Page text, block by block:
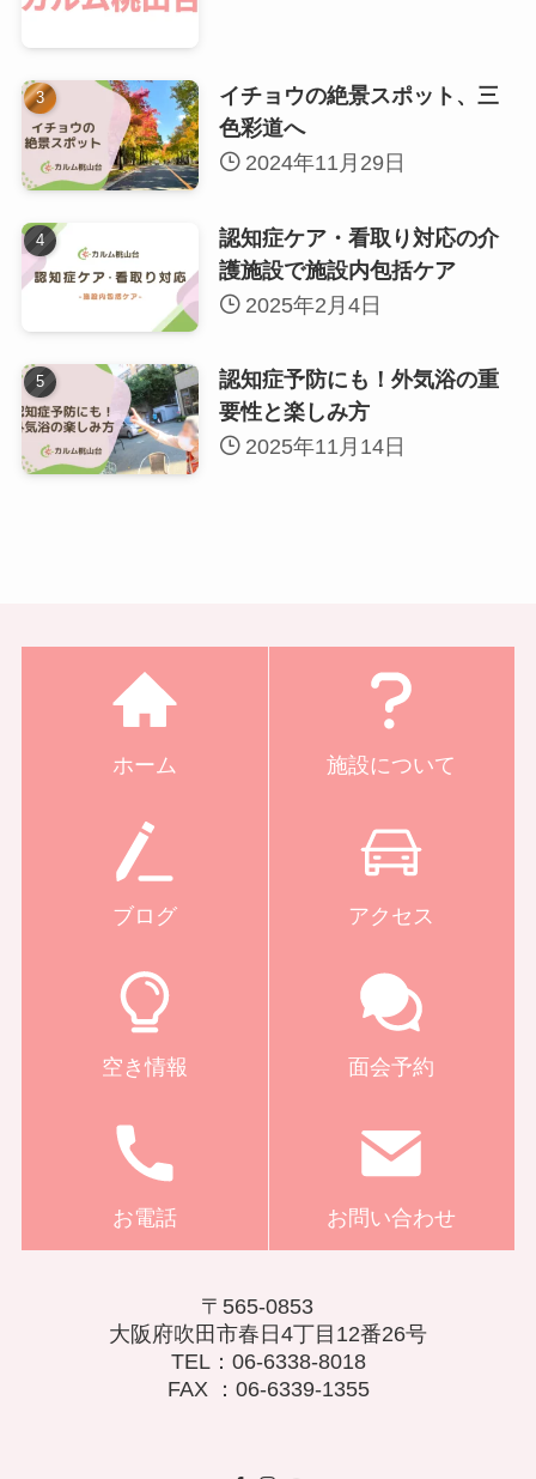
イチョウの絶景スポット、三
色彩道へ
2024年11月29日
認知症ケア・看取り対応の介
護施設で施設内包括ケア
2025年2月4日
認知症予防にも！外気浴の重
要性と楽しみ方
2025年11月14日
ホーム 施設について
ブログ アクセス
空き情報 面会予約
お電話 お問い合わせ
〒565-0853
大阪府吹田市春日4丁目12番26号
TEL：06-6338-8018
FAX ：06-6339-1355